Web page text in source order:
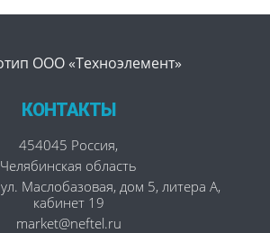
КОНТАКТЫ
454045 Россия,
Челябинская область
ул. Маслобазовая, дом 5, литера А,
кабинет 19
market@neftel.ru